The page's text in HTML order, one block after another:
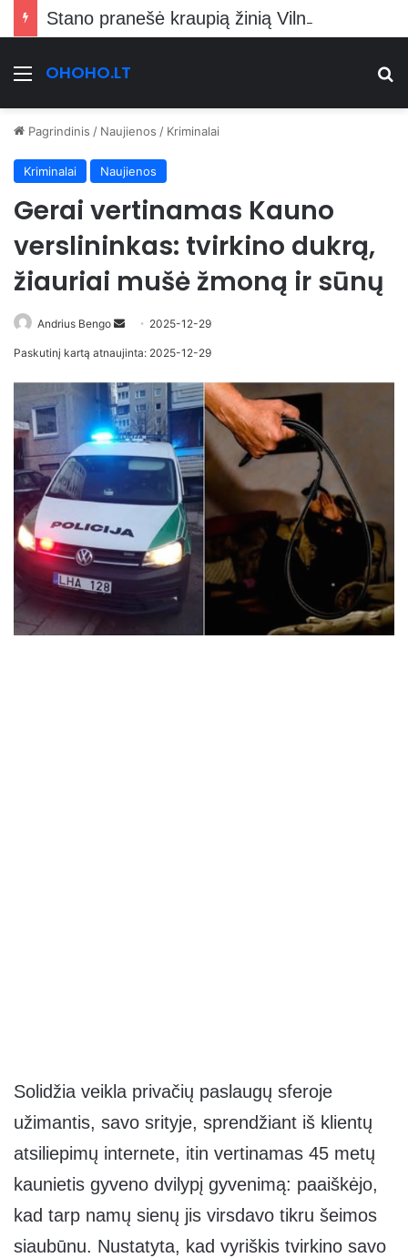
Stano pranešė kraupią žinią Vilniečiams
Meniu
OHOHO.LT
Pagrindinis / Naujienos / Kriminalai
Kriminalai Naujienos
Gerai vertinamas Kauno
verslininkas: tvirkino dukrą,
žiauriai mušė žmoną ir sūnų
Andrius Bengo
Send 2025-12-29
Paskutinį kartą atnaujinta: 2025-12-29
Solidžia veikla privačių paslaugų sferoje
užimantis, savo srityje, sprendžiant iš klientų
atsiliepimų internete, itin vertinamas 45 metų
kaunietis gyveno dvilypį gyvenimą: paaiškėjo,
kad tarp namų sienų jis virsdavo tikru šeimos
siaubūnu. Nustatyta, kad vyriškis tvirkino savo